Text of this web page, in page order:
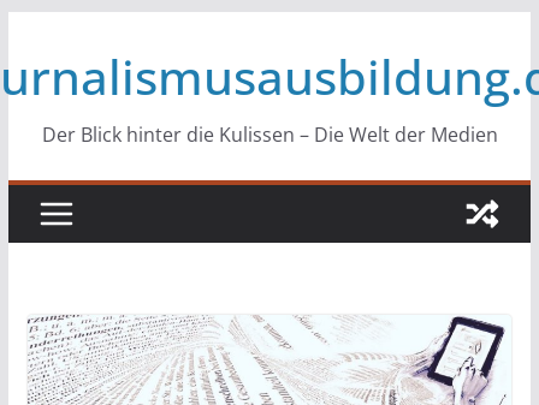
springen
Der Blick hinter die Kulissen – Die Welt der Medien